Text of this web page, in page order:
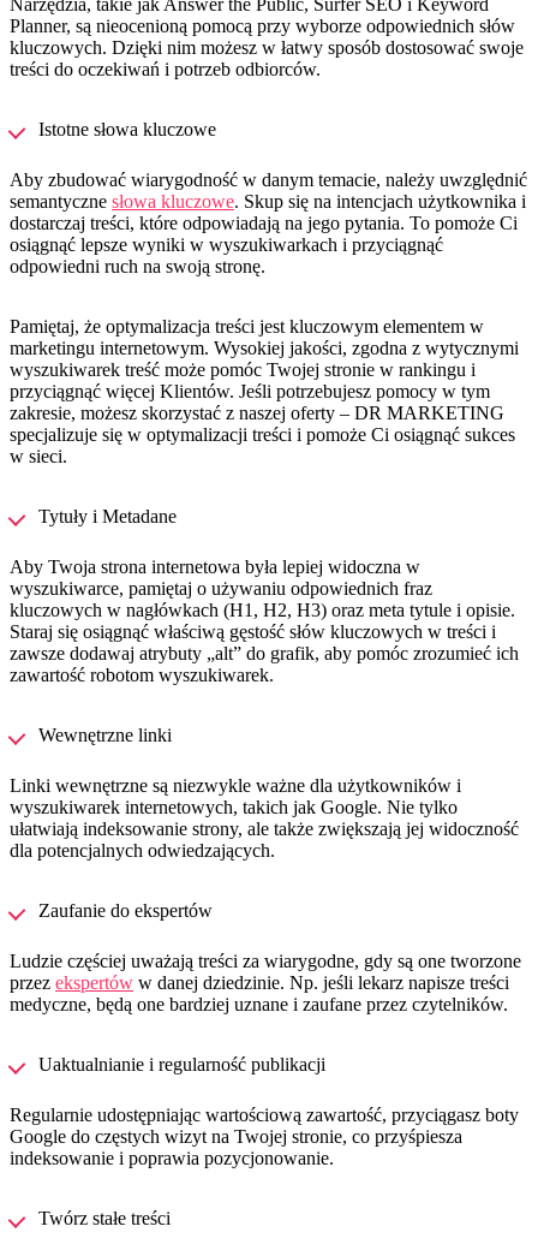
Planner, są nieocenioną pomocą przy wyborze odpowiednich słów
kluczowych. Dzięki nim możesz w łatwy sposób dostosować swoje
treści do oczekiwań i potrzeb odbiorców.
Istotne słowa kluczowe
Aby zbudować wiarygodność w danym temacie, należy uwzględnić
semantyczne słowa kluczowe. Skup się na intencjach użytkownika i
dostarczaj treści, które odpowiadają na jego pytania. To pomoże Ci
osiągnąć lepsze wyniki w wyszukiwarkach i przyciągnąć
odpowiedni ruch na swoją stronę.
Pamiętaj, że optymalizacja treści jest kluczowym elementem w
marketingu internetowym. Wysokiej jakości, zgodna z wytycznymi
wyszukiwarek treść może pomóc Twojej stronie w rankingu i
przyciągnąć więcej Klientów. Jeśli potrzebujesz pomocy w tym
zakresie, możesz skorzystać z naszej oferty – DR MARKETING
specjalizuje się w optymalizacji treści i pomoże Ci osiągnąć sukces
w sieci.
Tytuły i Metadane
Aby Twoja strona internetowa była lepiej widoczna w
wyszukiwarce, pamiętaj o używaniu odpowiednich fraz
kluczowych w nagłówkach (H1, H2, H3) oraz meta tytule i opisie.
Staraj się osiągnąć właściwą gęstość słów kluczowych w treści i
zawsze dodawaj atrybuty „alt” do grafik, aby pomóc zrozumieć ich
zawartość robotom wyszukiwarek.
Wewnętrzne linki
Linki wewnętrzne są niezwykle ważne dla użytkowników i
wyszukiwarek internetowych, takich jak Google. Nie tylko
ułatwiają indeksowanie strony, ale także zwiększają jej widoczność
dla potencjalnych odwiedzających.
Zaufanie do ekspertów
Ludzie częściej uważają treści za wiarygodne, gdy są one tworzone
przez ekspertów w danej dziedzinie. Np. jeśli lekarz napisze treści
medyczne, będą one bardziej uznane i zaufane przez czytelników.
Uaktualnianie i regularność publikacji
Regularnie udostępniając wartościową zawartość, przyciągasz boty
Google do częstych wizyt na Twojej stronie, co przyśpiesza
indeksowanie i poprawia pozycjonowanie.
Twórz stałe treści